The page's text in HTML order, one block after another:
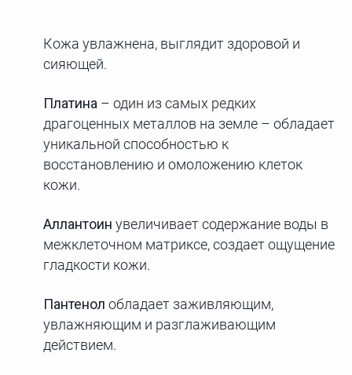
Кожа увлажнена, выглядит здоровой и
сияющей.
Платина – один из самых редких
драгоценных металлов на земле – обладает
уникальной способностью к
восстановлению и омоложению клеток
кожи.
Аллантоин увеличивает содержание воды в
межклеточном матриксе, создает ощущение
гладкости кожи.
Пантенол обладает заживляющим,
увлажняющим и разглаживающим
действием.